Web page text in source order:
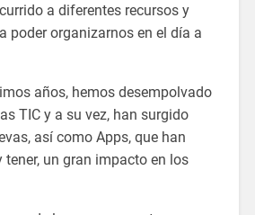
a diferentes recursos y
poder organizarnos en el día a
años, hemos desempolvado
TIC y a su vez, han surgido
así como Apps, que han
tener, un gran impacto en los